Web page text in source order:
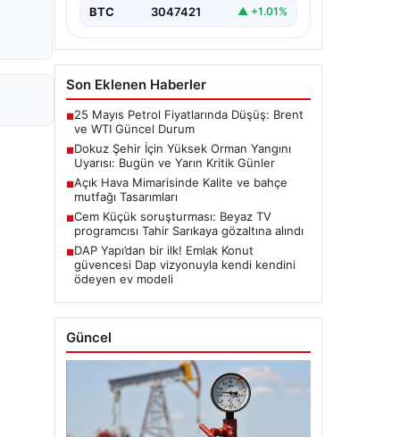
BTC 3047421 ▲ +1.01%
Son Eklenen Haberler
■25 Mayıs Petrol Fiyatlarında Düşüş: Brent
ve WTI Güncel Durum
■Dokuz Şehir İçin Yüksek Orman Yangını
Uyarısı: Bugün ve Yarın Kritik Günler
■Açık Hava Mimarisinde Kalite ve bahçe
mutfağı Tasarımları
■Cem Küçük soruşturması: Beyaz TV
programcısı Tahir Sarıkaya gözaltına alındı
■DAP Yapı’dan bir ilk! Emlak Konut
güvencesi Dap vizyonuyla kendi kendini
ödeyen ev modeli
Güncel